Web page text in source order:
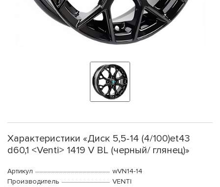
Характеристики «Диск 5,5-14 (4/100)et43
d60,1 <Venti> 1419 V BL (черный/ глянец)»
Артикул
wVN14-14
Производитель
VENTI